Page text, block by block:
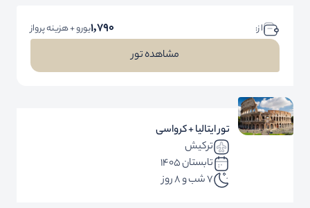
ا ز: 1,790یورو + هزینه پرواز
مشاهده تور
تور ایتالیا + کرواسی
ترکیش
تابستان 1405
7 شب و 8 روز